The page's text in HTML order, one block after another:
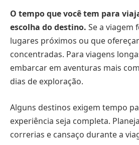
O tempo que você tem para
escolha do destino. Se a viagem
lugares próximos ou que
concentradas. Para viagens
embarcar em aventuras mais
dias de exploração.
Alguns destinos exigem tempo
experiência seja completa.
correrias e cansaço durante a